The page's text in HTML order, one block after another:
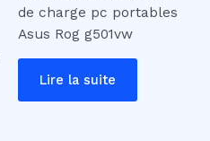
de charge pc portables
Asus Rog g501vw
Lire la suite